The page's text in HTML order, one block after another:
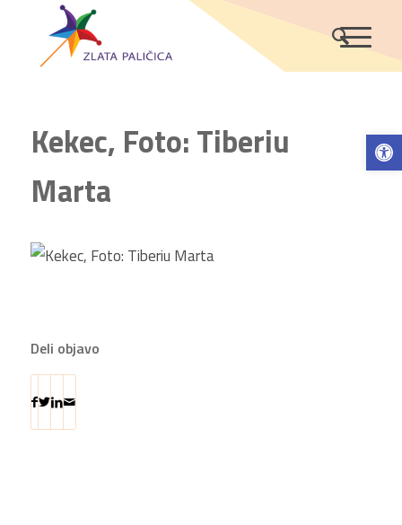
Kekec, Foto: Tiberiu
Marta
Deli objavo